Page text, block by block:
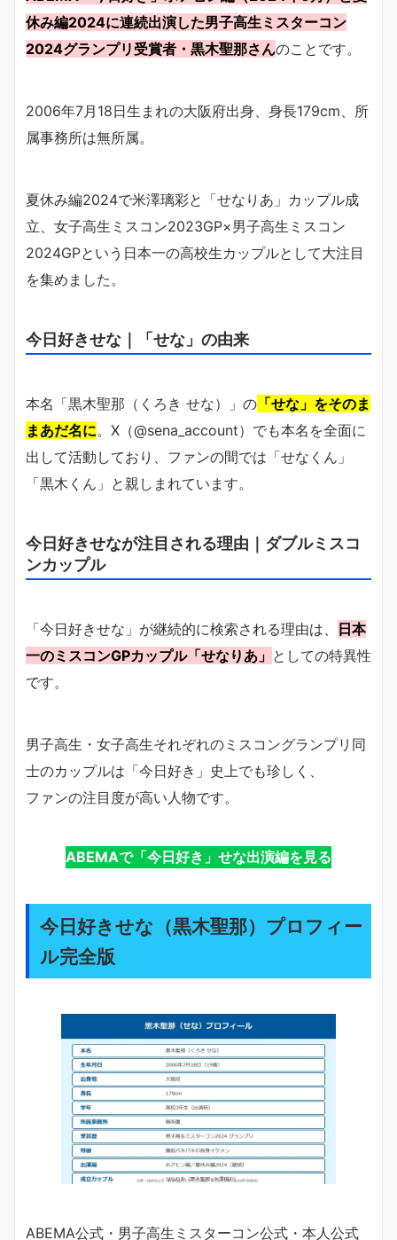
休み編2024に連続出演した男子高生ミスターコン
2024グランプリ受賞者・黒木聖那さんのことです。
2006年7月18日生まれの大阪府出身、身長179cm、所
属事務所は無所属。
夏休み編2024で米澤璃彩と「せなりあ」カップル成
立、女子高生ミスコン2023GP×男子高生ミスコン
2024GPという日本一の高校生カップルとして大注目
を集めました。
今日好きせな｜「せな」の由来
本名「黒木聖那（くろき せな）」の 「せな」をそのま
まあだ名に。X（@sena_account）でも本名を全面に
出して活動しており、ファンの間では「せなくん」
「黒木くん」と親しまれています。
今日好きせなが注目される理由｜ダブルミスコ
ンカップル
「今日好きせな」が継続的に検索される理由は、
日本
一のミスコンGPカップル「せなりあ」 としての特異性
です。
男子高生・女子高生それぞれのミスコングランプリ同
士のカップルは「今日好き」史上でも珍しく、
ファンの注目度が高い人物です。
ABEMAで「今日好き」せな出演編を見る
今日好きせな（黒木聖那）プロフィー
ル完全版
ABEMA公式・男子高生ミスターコン公式・本人公式